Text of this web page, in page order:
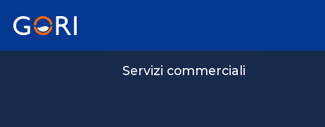
Servizi commerciali